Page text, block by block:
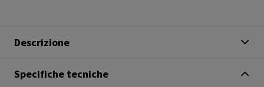
Descrizione
Specifiche tecniche